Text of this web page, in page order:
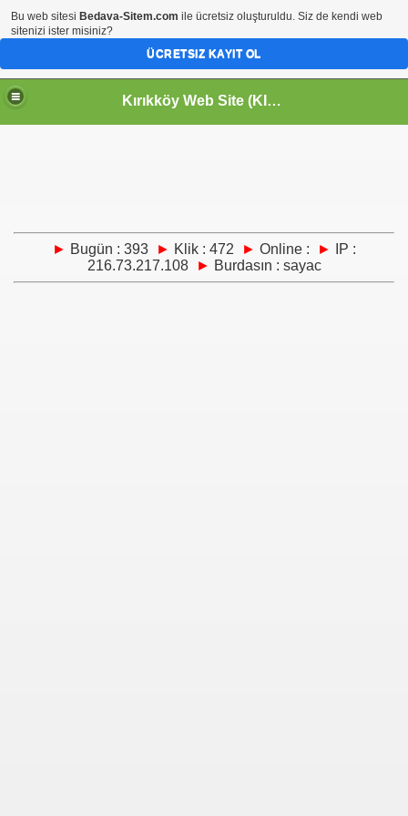
Kırıkköy Web Site (KIRIKKÖY-KİRİKKOY) HOŞGELDİNİZ
► Bugün : 393 ► Klik : 472 ► Online : ►
IP :
216.73.217.108
► Burdasın : sayac
Bu web sitesi Bedava-Sitem.com ile ücretsiz oluşturuldu. Siz de kendi web
sitenizi ister misiniz?
ÜCRETSIZ KAYIT OL